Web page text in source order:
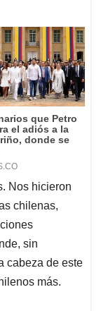
Nos hicieron
chilenas,
sin
cabeza de este
más.